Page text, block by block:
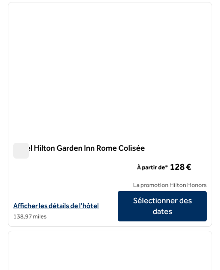
1 sur 12
Hôtel Hilton Garden Inn Rome Colisée
Afficher les détails de l'hôtel Hilton Garden Inn Rome Colosseum
Afficher les détails de l'hôtel
138,97 miles
À partir de* 128 €
La promotion Hilton Honors
Sélectionner des
dates
1/12
1 sur 12